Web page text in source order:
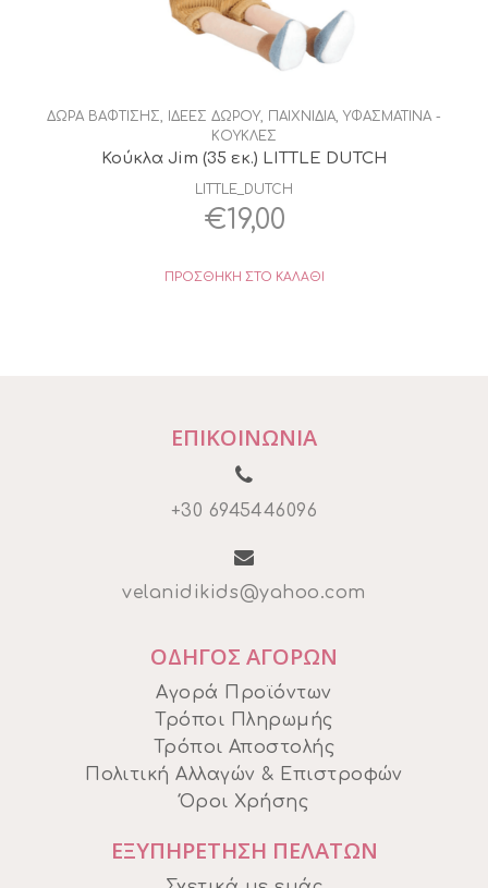
ΔΩΡΑ ΒΑΦΤΙΣΗΣ, ΙΔΕΕΣ ΔΩΡΟΥ, ΠΑΙΧΝΙΔΙΑ, ΥΦΑΣΜΑΤΙΝΑ -
ΚΟΥΚΛΕΣ
Κούκλα Jim (35 εκ.) LITTLE DUTCH
LITTLE_DUTCH
€19,00
ΠΡΟΣΘΉΚΗ ΣΤΟ ΚΑΛΆΘΙ
ΕΠΙΚΟΙΝΩΝΙΑ
+30 6945446096
velanidikids@yahoo.com
ΟΔΗΓΟΣ ΑΓΟΡΩΝ
Αγορά Προϊόντων
Τρόποι Πληρωμής
Τρόποι Αποστολής
Πολιτική Αλλαγών & Επιστροφών
Όροι Χρήσης
ΕΞΥΠΗΡΕΤΗΣΗ ΠΕΛΑΤΩΝ